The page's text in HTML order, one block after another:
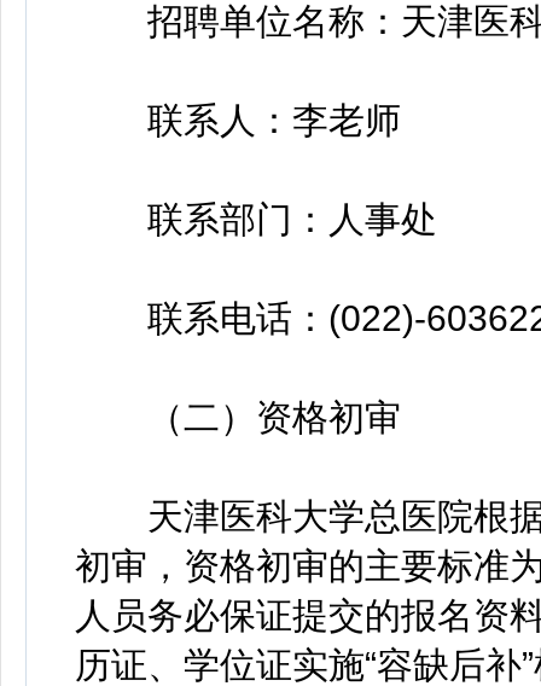
招聘单位名称：天津医
联系人：李老师
联系部门：人事处
联系电话：(022)-
（二）资格初审
天津医科大学总医院根据
初审，资格初审的主要标准
人员务必保证提交的报名资
历证、学位证实施“容缺后